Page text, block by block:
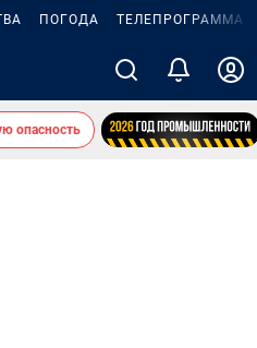
ПОГОДА ТЕЛЕПРОГРАММА
опасность